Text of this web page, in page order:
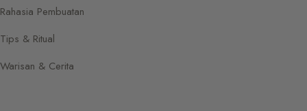
Rahasia Pembuatan
Tips & Ritual
Warisan & Cerita